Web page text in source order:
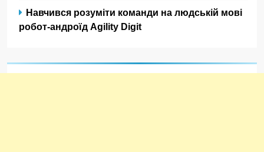
Навчився розуміти команди на людській мові
робот-андроїд Agility Digit